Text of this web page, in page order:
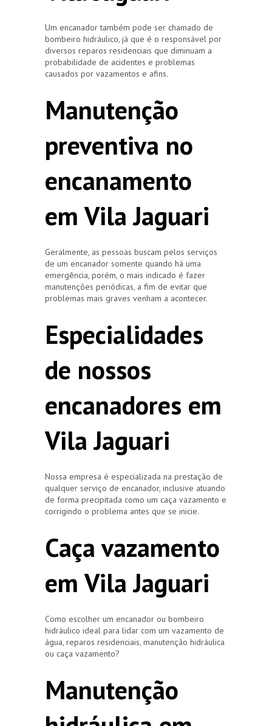
Um encanador também pode ser chamado de
bombeiro hidráulico, já que é o responsável por
diversos reparos residenciais que diminuam a
probabilidade de acidentes e problemas
causados por vazamentos e afins.
Manutenção
preventiva no
encanamento
em Vila Jaguari
Geralmente, as pessoas buscam pelos serviços
de um encanador somente quando há uma
emergência, porém, o mais indicado é fazer
manutenções periódicas, a fim de evitar que
problemas mais graves venham a acontecer.
Especialidades
de nossos
encanadores em
Vila Jaguari
Nossa empresa é especializada na prestação de
qualquer serviço de encanador, inclusive atuando
de forma precipitada como um caça vazamento e
corrigindo o problema antes que se inicie.
Caça vazamento
em Vila Jaguari
Como escolher um encanador ou bombeiro
hidráulico ideal para lidar com um vazamento de
água, reparos residenciais, manutenção hidráulica
ou caça vazamento?
Manutenção